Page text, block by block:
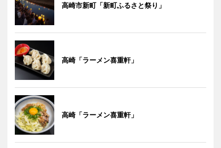
高崎市新町「新町ふるさと祭り」
高崎「ラーメン喜重軒」
高崎「ラーメン喜重軒」